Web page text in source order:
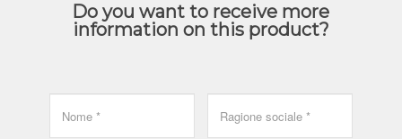
Do you want to receive more
information on this product?